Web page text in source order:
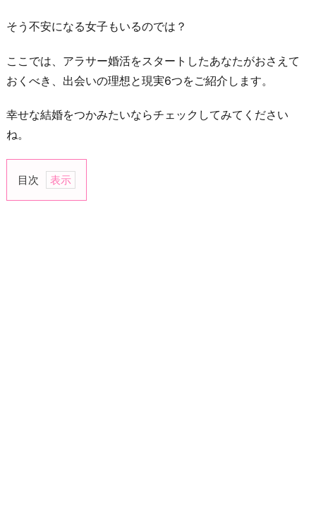
そう不安になる女子もいるのでは？
ここでは、アラサー婚活をスタートしたあなたがおさえて
おくべき、出会いの理想と現実6つをご紹介します。
幸せな結婚をつかみたいならチェックしてみてください
ね。
目次
1.